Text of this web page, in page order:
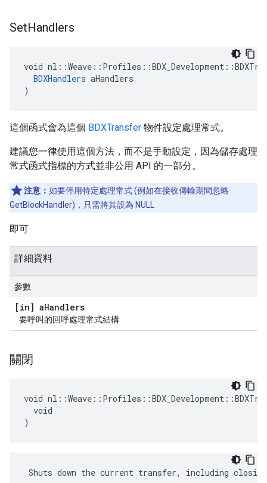
SetHandlers
void
BDXHandlers aHandlers
)
這個函式會為這個 BDXTransfer 物件設定處理常式。
建議您一律使用這個方法，而不是手動設定，因為儲存處理
常式函式指標的方式並非公用 API 的一部分。
注意： 如要停用特定處理常式 (例如在接收傳輸期間忽略
GetBlockHandler)，只需將其設為 NULL
即可
詳細資料
參數
[in] aHandlers
要呼叫的回呼處理常式結構
關閉
void
  void
)
Shuts down the current transfer, including closing